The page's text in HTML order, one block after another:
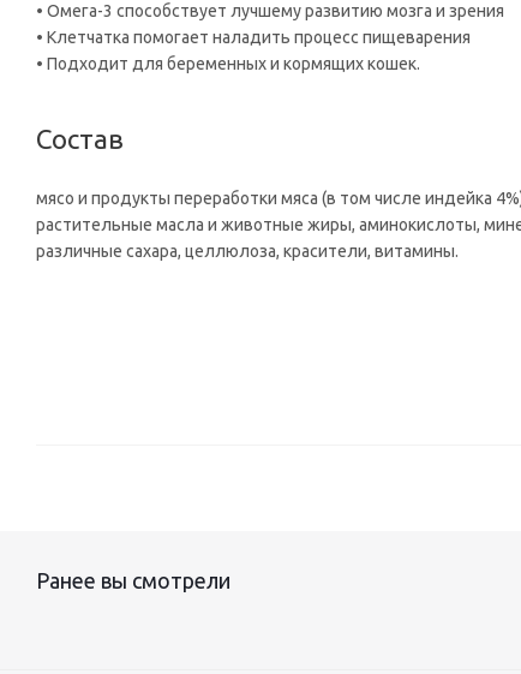
• Омега-3 способствует лучшему развитию мозга и зрения
• Клетчатка помогает наладить процесс пищеварения
• Подходит для беременных и кормящих кошек.
Состав
мясо и продукты переработки мяса (в том числе индейка
растительные масла и животные жиры, аминокислоты,
различные сахара, целлюлоза, красители, витамины.
Ранее вы смотрели